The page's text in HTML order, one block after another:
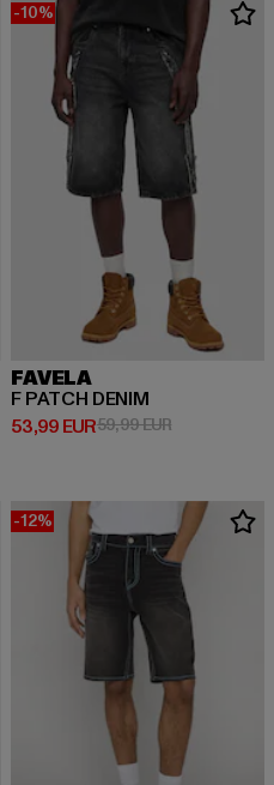
34,99 EUR
-10%
FAVELA
F PATCH DENIM
53,99 EUR
Prix courant: 53,99 EUR
59,99 EURPrix en
-12%